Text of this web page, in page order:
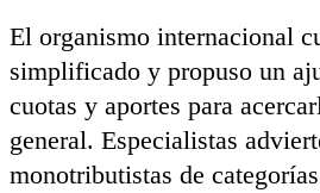
El organismo internacional
simplificado y propuso un
cuotas y aportes para
general. Especialistas
monotributistas de